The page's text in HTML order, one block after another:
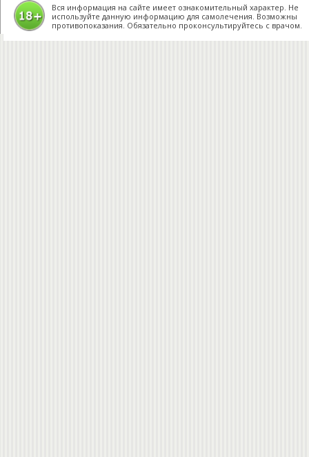
Вся информация на сайте имеет ознакомительный характер. Не
используйте данную информацию для самолечения. Возможны
противопоказания. Обязательно проконсультируйтесь с врачом.